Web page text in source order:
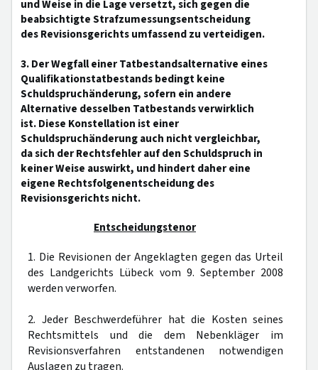
und Weise in die Lage versetzt, sich gegen die
beabsichtigte Strafzumessungsentscheidung
des Revisionsgerichts umfassend zu verteidigen.
3. Der Wegfall einer Tatbestandsalternative eines
Qualifikationstatbestands bedingt keine
Schuldspruchänderung, sofern ein andere
Alternative desselben Tatbestands verwirklich
ist. Diese Konstellation ist einer
Schuldspruchänderung auch nicht vergleichbar,
da sich der Rechtsfehler auf den Schuldspruch in
keiner Weise auswirkt, und hindert daher eine
eigene Rechtsfolgenentscheidung des
Revisionsgerichts nicht.
Entscheidungstenor
1. Die Revisionen der Angeklagten gegen das Urteil
des Landgerichts Lübeck vom 9. September 2008
werden verworfen.
2. Jeder Beschwerdeführer hat die Kosten seines
Rechtsmittels und die dem Nebenkläger im
Revisionsverfahren entstandenen notwendigen
Auslagen zu tragen.